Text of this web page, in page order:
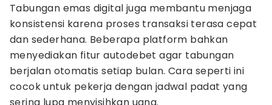
Tabungan emas digital juga membantu menjaga
konsistensi karena proses transaksi terasa cepat
dan sederhana. Beberapa platform bahkan
menyediakan fitur autodebet agar tabungan
berjalan otomatis setiap bulan. Cara seperti ini
cocok untuk pekerja dengan jadwal padat yang